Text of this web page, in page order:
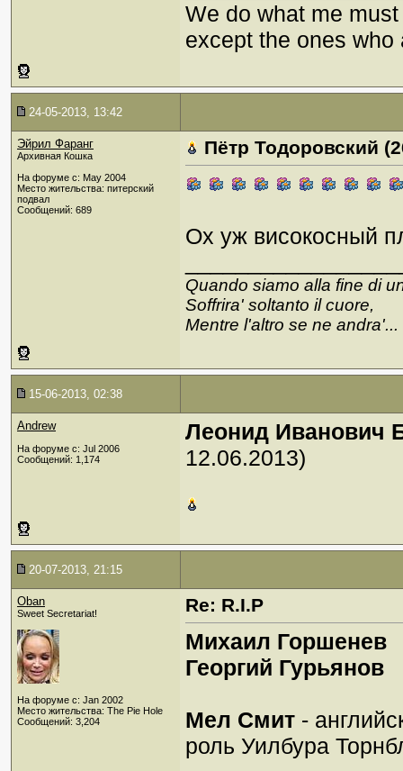
We do what me
except the ones
24-05-2013, 13:42
Эйрил Фаранг
Архивная Кошка
На форуме с: May 2004
Место жительства: питерский
подвал
Сообщений: 689
Пётр Тодоровский
Ох уж високосный
Quando siamo alla fine di
Soffrira' soltanto il cuore,
Mentre l'altro se ne andra'...
15-06-2013, 02:38
Andrew
На форуме с: Jul 2006
Сообщений: 1,174
Леонид Иванович
12.06.2013)
20-07-2013, 21:15
Oban
Sweet Secretariat!
На форуме с: Jan 2002
Место жительства: The Pie Hole
Сообщений: 3,204
Re: R.I.P
Михаил Горшенев
Георгий Гурьянов
Мел Смит -
роль Уилбура